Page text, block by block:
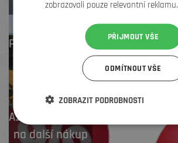
Zlín
Profesionální záruční
i pozáruční servis
Až 4 % cashback
na další nákup
zobrazovali pouze relevantní reklamu.
PŘIJMOUT VŠE
ODMÍTNOUT VŠE
ZOBRAZIT PODROBNOSTI